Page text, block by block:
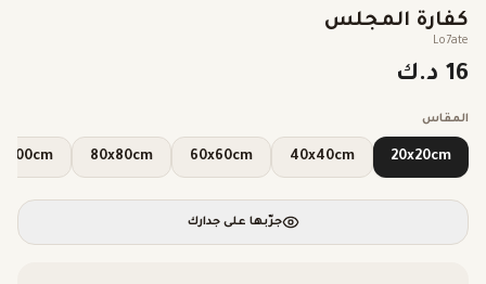
كفارة المجلس
Lo7ate
16 د.ك
المقاس
20x20cm
40x40cm
60x60cm
80x80cm
100x100cm
جرّبها على جدارك